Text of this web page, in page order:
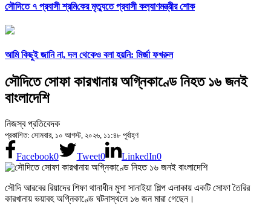
সৌ‌দিতে ৭ প্রবাসী শ্রমি‌কের মৃত্যুতে প্রবাসী কল‌্যাণমন্ত্রীর শোক
আমি কিছুই জানি না, দল থেকেও বলা হয়নি: মির্জা ফখরুল
সৌদিতে সোফা কারখানায় অগ্নিকাণ্ডে নিহত ১৬ জনই
বাংলাদেশি
নিজস্ব প্রতিবেদক
প্রকাশিত: সোমবার, ১০ আগস্ট, ২০২৬, ১১:৪৮ পূর্বাহ্ণ
Facebook0 Tweet0 LinkedIn0
সৌদি আরবের রিয়াদের শিফা থানাধীন মুসা সানাইয়া শিল্প এলাকায় একটি সোফা তৈরির
কারখানায় ভয়াবহ অগ্নিকাণ্ডে ঘটনাস্থলে ১৬ জন মারা গেছেন।